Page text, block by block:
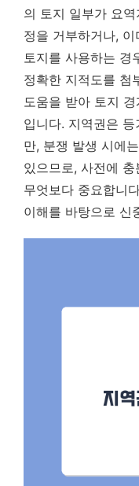
의 토지 일부가 요
정을 거부하거나,
토지를 사용하는 경
정확한 지적도를 첨
도움을 받아 토지
입니다. 지역권은
만, 분쟁 발생 시에
있으므로, 사전에 충
무엇보다 중요합니
이해를 바탕으로 신